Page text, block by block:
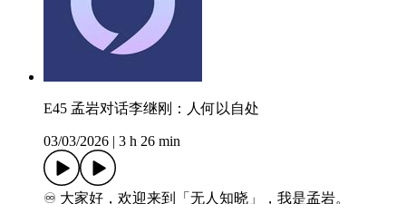
E45 孟岩对话李继刚：人何以自处
03/03/2026 3 h 26 min
♾️ 大家好，欢迎来到「无人知晓」，我是孟岩。